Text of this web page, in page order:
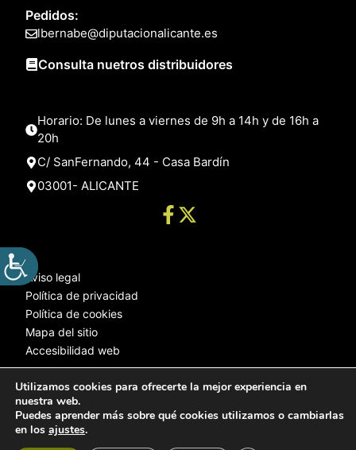
Pedidos:
lbernabe@diputacionalicante.es
Consulta nuetros distribuidores
Horario: De lunes a viernes de 9h a 14h y de 16h a
20h
C/ SanFernando, 44 - Casa Bardín
03001- ALICANTE
Aviso legal
Política de privacidad
Política de cookies
Mapa del sitio
Accesibilidad web
© 2025 Web desarrollada por el Servicio de Informática de Diputación
Utilizamos cookies para ofrecerte la mejor experiencia en
nuestra web.
Puedes aprender más sobre qué cookies utilizamos o cambiarlas
en los ajustes.